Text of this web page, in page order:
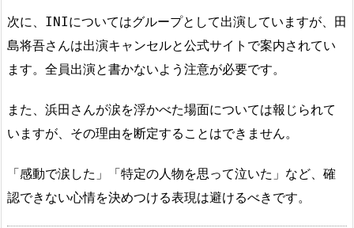
次に、INIについてはグループとして出演していますが、田
島将吾さんは出演キャンセルと公式サイトで案内されてい
ます。全員出演と書かないよう注意が必要です。
また、浜田さんが涙を浮かべた場面については報じられて
いますが、その理由を断定することはできません。
「感動で涙した」「特定の人物を思って泣いた」など、確
認できない心情を決めつける表現は避けるべきです。